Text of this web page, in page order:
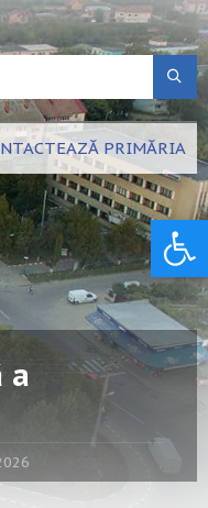
PRIMĂRIA
a
Deschide bara de unelte